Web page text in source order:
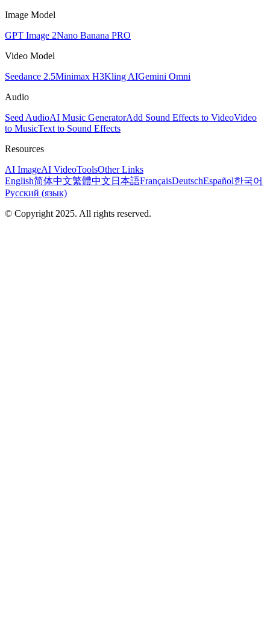
Image Model
GPT Image 2Nano Banana PRO
Video Model
Seedance 2.5Minimax H3Kling AIGemini Omni
Audio
Seed AudioAI Music GeneratorAdd Sound Effects to VideoVideo
to MusicText to Sound Effects
Resources
AI ImageAI VideoToolsOther Links
English简体中文繁體中文 日本語FrançaisDeutschEspañol한국어
Русский (язык)
© Copyright 2025. All rights reserved.